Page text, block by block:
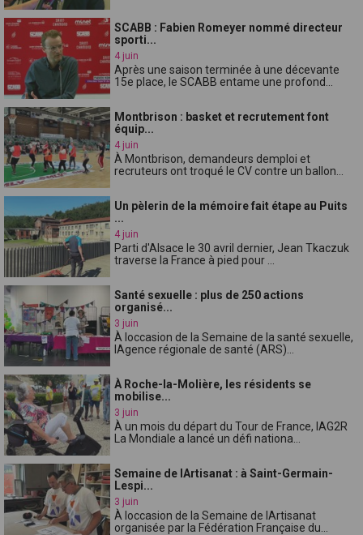
SCABB : Fabien Romeyer nommé directeur
sporti...
4 juin
Après une saison terminée à une décevante
15e place, le SCABB entame une profond...
Montbrison : basket et recrutement font
équip...
4 juin
À Montbrison, demandeurs demploi et
recruteurs ont troqué le CV contre un ballon...
Un pèlerin de la mémoire fait étape au Puits
...
4 juin
Parti d'Alsace le 30 avril dernier, Jean Tkaczuk
traverse la France à pied pour ...
Santé sexuelle : plus de 250 actions
organisé...
3 juin
À loccasion de la Semaine de la santé sexuelle,
lAgence régionale de santé (ARS)...
À Roche-la-Molière, les résidents se
mobilise...
3 juin
À un mois du départ du Tour de France, lAG2R
La Mondiale a lancé un défi nationa...
Semaine de lArtisanat : à Saint-Germain-
Lespi...
3 juin
À loccasion de la Semaine de lArtisanat
organisée par la Fédération Française du...